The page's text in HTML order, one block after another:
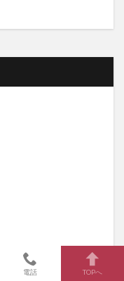
電話 TOPへ